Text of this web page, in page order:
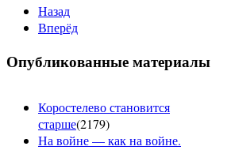
Назад
Вперёд
Опубликованные материалы
Коростелево становится
старше(2179)
На войне — как на войне.